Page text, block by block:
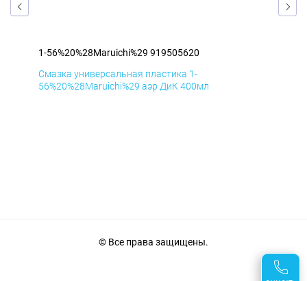
1-56%20%28Maruichi%29 919505620
Смазка универсальная пластика 1-
56%20%28Maruichi%29 аэр ДиК 400мл
© Все права защищены.